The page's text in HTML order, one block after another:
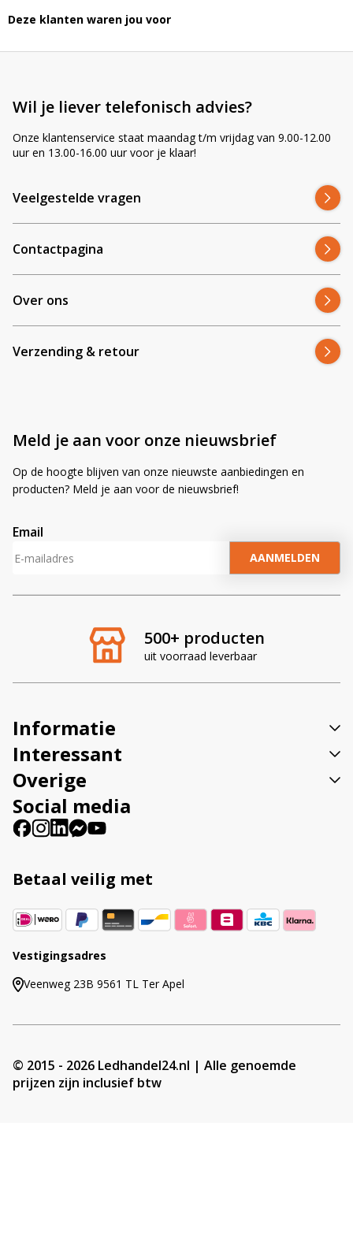
Deze klanten waren jou voor
500+ producten
uit voorraad leverbaar
Wil je liever telefonisch advies?
Onze klantenservice staat maandag t/m vrijdag van 9.00-12.00
uur en 13.00-16.00 uur voor je klaar!
Veelgestelde vragen
Contactpagina
Over ons
Verzending & retour
Meld je aan voor onze nieuwsbrief
Op de hoogte blijven van onze nieuwste aanbiedingen en
producten? Meld je aan voor de nieuwsbrief!
Email
A
t
:
Informatie
Interessant
Overige
Social media
Betaal veilig met
Vestigingsadres
Veenweg 23B 9561 TL Ter Apel
© 2015 - 2026 Ledhandel24.nl | Alle genoemde
prijzen zijn inclusief btw